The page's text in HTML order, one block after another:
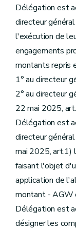
Délégation est
directeur
l'exécution de
engagements
montants repris
1° au directeur
2° au directeur
22 mai 2025,
Délégation est
directeur
mai 2025, art.1)
faisant l'objet
application de
montant - AGW
Délégation est
désigner les